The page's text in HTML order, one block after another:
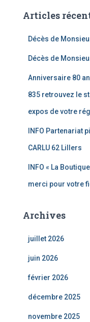
Articles
Décès de
Décès de
Anniversaire 80
835 retrouvez le
expos de votre
INFO Partenariat
CARLU 62 Lillers
INFO « La
merci pour votre
Archives
juillet 2026
juin 2026
février 2026
décembre 2025
novembre 2025